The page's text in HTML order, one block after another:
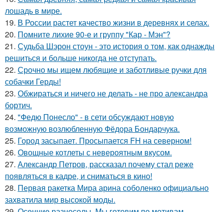
лошадь в мире.
19. В России растет качество жизни в деревнях и селах.
20. Помните лихие 90-е и группу "Кар - Мэн"?
21. Судьба Шэрон стоун - это история о том, как однажды
решиться и больше никогда не отступать.
22. Срочно мы ищем любящие и заботливые ручки для
собачки Герды!
23. Обжираться и ничего не делать - не про александра
бортич.
24. "Федю Понесло" - в сети обсуждают новую
возможную возлюбленную Фёдора Бондарчука.
25. Город засыпает. Просыпается FH на северном!
26. Овощные котлеты с невероятным вкусом.
27. Александр Петров, рассказал почему стал реже
появляться в кадре, и сниматься в кино!
28. Первая ракетка Мира арина соболенко официально
захватила мир высокой моды.